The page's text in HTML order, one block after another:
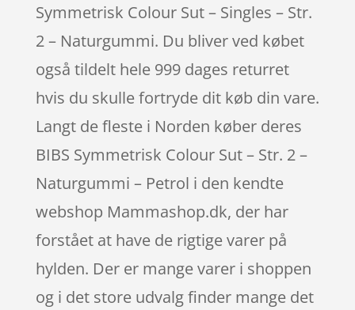
Symmetrisk Colour Sut – Singles – Str.
2 – Naturgummi. Du bliver ved købet
også tildelt hele 999 dages returret
hvis du skulle fortryde dit køb din vare.
Langt de fleste i Norden køber deres
BIBS Symmetrisk Colour Sut – Str. 2 –
Naturgummi – Petrol i den kendte
webshop Mammashop.dk, der har
forstået at have de rigtige varer på
hylden. Der er mange varer i shoppen
og i det store udvalg finder mange det